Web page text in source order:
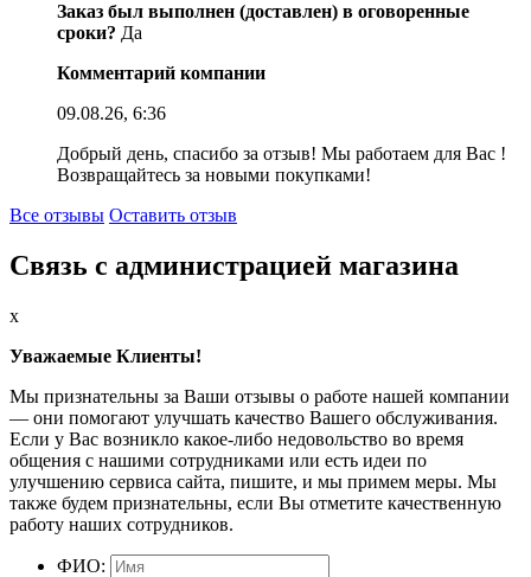
Заказ был выполнен (доставлен) в оговоренные
сроки? Да
Комментарий компании
09.08.26, 6:36
Добрый день, спасибо за отзыв! Мы работаем для Вас !
Возвращайтесь за новыми покупками!
Все отзывы Оставить отзыв
Связь с администрацией магазина
x
Уважаемые Клиенты!
Мы признательны за Ваши отзывы о работе нашей компании
— они помогают улучшать качество Вашего обслуживания.
Если у Вас возникло какое-либо недовольство во время
общения с нашими сотрудниками или есть идеи по
улучшению сервиса сайта, пишите, и мы примем меры. Мы
также будем признательны, если Вы отметите качественную
работу наших сотрудников.
ФИО: